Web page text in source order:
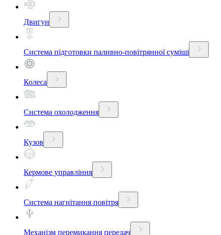
Двигун
Система підготовки паливно-повітрянної суміші
Колеса
Система охолодження
Кузов
Кермове управління
Система нагнітання повітря
Механізм перемикання передач